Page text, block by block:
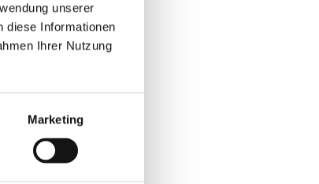
unserer
diese Informationen
Ihrer Nutzung
Marketing